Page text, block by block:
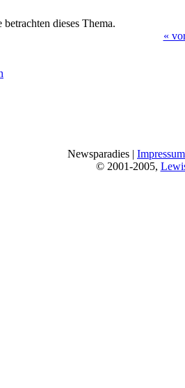
dieses Thema.
«
Newsparadies | Impressum
© 2001-2005,